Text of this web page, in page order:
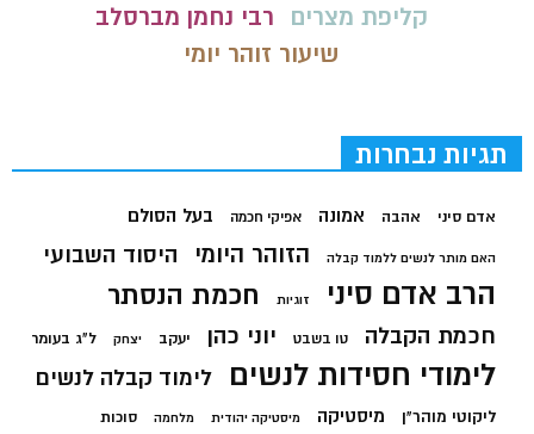
קליפת מצרים
רבי נחמן מברסלב
שיעור זוהר יומי
תגיות נבחרות
אדם סיני אהבה אמונה אפיקי חכמה בעל הסולם
האם מותר לנשים ללמוד קבלה הזוהר היומי היסוד השבועי
הרב אדם סיני זוגיות חכמת הנסתר
חכמת הקבלה טו בשבט יוני כהן יעקב יצחק ל"ג בעומר
לימודי חסידות לנשים לימוד קבלה לנשים
ליקוטי מוהר"ן מיסטיקה מיסטיקה יהודית מלחמה סוכות